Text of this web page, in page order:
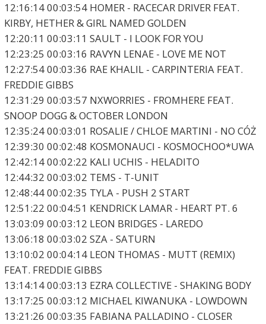
12:16:14 00:03:54 HOMER - RACECAR DRIVER FEAT.
KIRBY, HETHER & GIRL NAMED GOLDEN
12:20:11 00:03:11 SAULT - I LOOK FOR YOU
12:23:25 00:03:16 RAVYN LENAE - LOVE ME NOT
12:27:54 00:03:36 RAE KHALIL - CARPINTERIA FEAT.
FREDDIE GIBBS
12:31:29 00:03:57 NXWORRIES - FROMHERE FEAT.
SNOOP DOGG & OCTOBER LONDON
12:35:24 00:03:01 ROSALIE / CHLOE MARTINI - NO CÓŻ
12:39:30 00:02:48 KOSMONAUCI - KOSMOCHOO*UWA
12:42:14 00:02:22 KALI UCHIS - HELADITO
12:44:32 00:03:02 TEMS - T-UNIT
12:48:44 00:02:35 TYLA - PUSH 2 START
12:51:22 00:04:51 KENDRICK LAMAR - HEART PT. 6
13:03:09 00:03:12 LEON BRIDGES - LAREDO
13:06:18 00:03:02 SZA - SATURN
13:10:02 00:04:14 LEON THOMAS - MUTT (REMIX)
FEAT. FREDDIE GIBBS
13:14:14 00:03:13 EZRA COLLECTIVE - SHAKING BODY
13:17:25 00:03:12 MICHAEL KIWANUKA - LOWDOWN
13:21:26 00:03:35 FABIANA PALLADINO - CLOSER